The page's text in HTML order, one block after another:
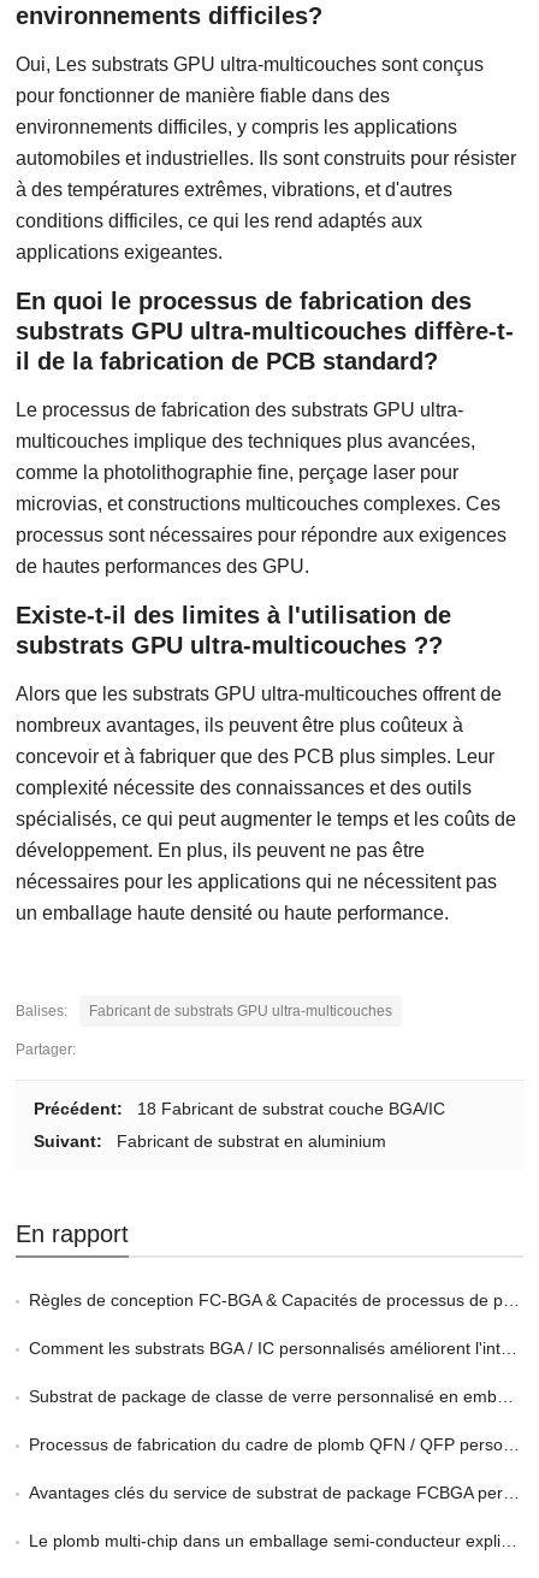
environnements difficiles?
Oui, Les substrats GPU ultra-multicouches sont conçus
pour fonctionner de manière fiable dans des
environnements difficiles, y compris les applications
automobiles et industrielles. Ils sont construits pour résister
à des températures extrêmes, vibrations, et d'autres
conditions difficiles, ce qui les rend adaptés aux
applications exigeantes.
En quoi le processus de fabrication des
substrats GPU ultra-multicouches diffère-t-
il de la fabrication de PCB standard?
Le processus de fabrication des substrats GPU ultra-
multicouches implique des techniques plus avancées,
comme la photolithographie fine, perçage laser pour
microvias, et constructions multicouches complexes. Ces
processus sont nécessaires pour répondre aux exigences
de hautes performances des GPU.
Existe-t-il des limites à l'utilisation de
substrats GPU ultra-multicouches ??
Alors que les substrats GPU ultra-multicouches offrent de
nombreux avantages, ils peuvent être plus coûteux à
concevoir et à fabriquer que des PCB plus simples. Leur
complexité nécessite des connaissances et des outils
spécialisés, ce qui peut augmenter le temps et les coûts de
développement. En plus, ils peuvent ne pas être
nécessaires pour les applications qui ne nécessitent pas
un emballage haute densité ou haute performance.
Balises: Fabricant de substrats GPU ultra-multicouches
Partager:
Précédent:
18 Fabricant de substrat couche BGA/IC
Suivant:
Fabricant de substrat en aluminium
En rapport
Règles de conception FC-BGA & Capacités de processus de production
Comment les substrats BGA / IC personnalisés améliorent l'intégrité du signal
Substrat de package de classe de verre personnalisé en emballage 2.5d et 3D
Processus de fabrication du cadre de plomb QFN / QFP personnalisé
Avantages clés du service de substrat de package FCBGA personnalisé en HPC
Le plomb multi-chip dans un emballage semi-conducteur expliqué